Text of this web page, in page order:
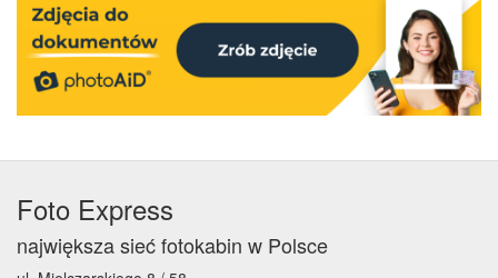
Foto Express
największa sieć fotokabin w Polsce